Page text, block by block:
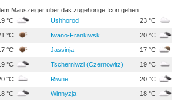
Mauszeiger über das zugehörige Icon gehen
°C Ushhorod 23 °C
°C Iwano-Frankiwsk 20 °C
°C Jassinja 17 °C
°C Tscherniwzi (Czernowitz) 19 °C
°C Riwne 20 °C
°C Winnyzja 18 °C